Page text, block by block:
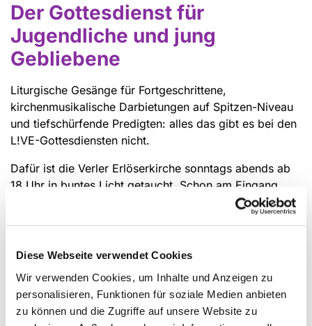
Diese Webseite verwendet Cookies
Wir verwenden Cookies, um Inhalte und Anzeigen zu
personalisieren, Funktionen für soziale Medien anbieten
zu können und die Zugriffe auf unsere Website zu
Der Gottesdienst für
Jugendliche und jung
Gebliebene
Liturgische Gesänge für Fortgeschrittene,
kirchenmusikalische Darbietungen auf Spitzen-Niveau
und tiefschürfende Predigten: alles das gibt es bei den
L!VE-Gottesdiensten nicht.
Dafür ist die Verler Erlöserkirche sonntags abends ab
18 Uhr in buntes Licht getaucht. Schon am Eingang
werden alle Besucher*innen persönlich begrüßt.
Meistens gibt es dabei auch eine Kleinigkeit zum
Schlag Sechs geht es dann los: die Band heizt das
Publikum an. Da kann es passieren, dass man Kirchen-
Klassiker plötzlich in völlig neuem Gewand entdeckt
oder Titel aus den Charts auf einmal mit völlig neuen